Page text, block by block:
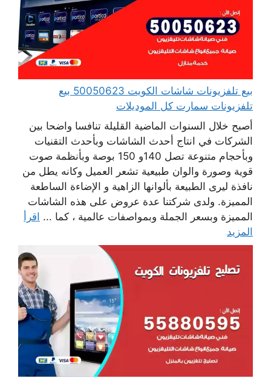
بيع تلفزيونات شاشات الكويت 50050623 بيع
تلفزيونات سمارت كل الموديلات
أصبح خلال السنوات الماضية القليلة تنافسا واضحا بين
الشركات في انتاج أحدث الشاشات وبأحدث التقنيات
وبأحجام متنوعة تصل 140و 150 بوصة وبأنظمة صوت
قوية وصورة والوان طبيعية تشعر العميل وكانه يطل من
نافذة ليرى الطبيعة بألوانها الزاهية و الإضاءة الساطعة
المميزة. ولدى شركتنا عدة عروض على هذه الشاشات
المميزة وبسعر الجملة وبمواصفات عالمية ، كما ... اقرأ
المزيد